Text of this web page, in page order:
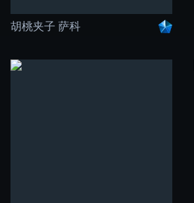
胡桃夹子 萨科